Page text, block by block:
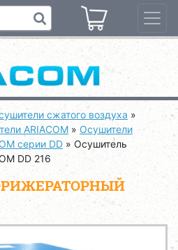
сжатого воздуха »
ARIACOM » Осушители
серии DD » Осушитель
DD 216